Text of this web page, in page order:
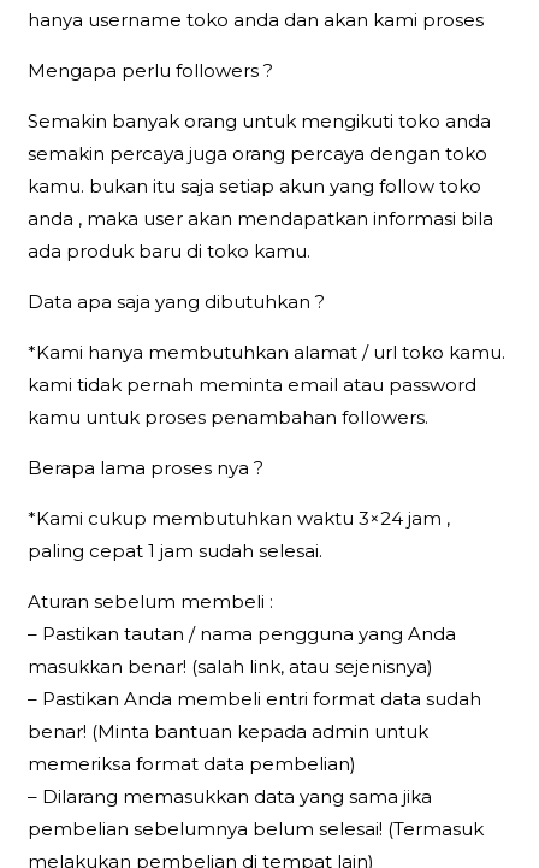
hanya username toko anda dan akan kami proses
Mengapa perlu followers ?
Semakin banyak orang untuk mengikuti toko anda
semakin percaya juga orang percaya dengan toko
kamu. bukan itu saja setiap akun yang follow toko
anda , maka user akan mendapatkan informasi bila
ada produk baru di toko kamu.
Data apa saja yang dibutuhkan ?
*Kami hanya membutuhkan alamat / url toko kamu.
kami tidak pernah meminta email atau password
kamu untuk proses penambahan followers.
Berapa lama proses nya ?
*Kami cukup membutuhkan waktu 3×24 jam ,
paling cepat 1 jam sudah selesai.
Aturan sebelum membeli :
– Pastikan tautan / nama pengguna yang Anda
masukkan benar! (salah link, atau sejenisnya)
– Pastikan Anda membeli entri format data sudah
benar! (Minta bantuan kepada admin untuk
memeriksa format data pembelian)
– Dilarang memasukkan data yang sama jika
pembelian sebelumnya belum selesai! (Termasuk
melakukan pembelian di tempat lain)